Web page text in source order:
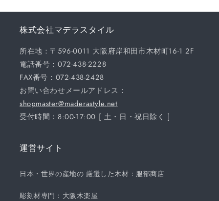
株式会社マデラスタイル
所在地：〒596-0011 大阪府岸和田市木材町16-1 2F
電話番号：072-438-2228
FAX番号：072-438-2428
お問い合わせメールアドレス：
shopmaster@maderastyle.net
受付時間：8:00-17:00 [ 土・日・祝日除く ]
運営サイト
日本・世界の産地の 厳選した木材：服部商店
彫刻材専門：大阪木楽屋